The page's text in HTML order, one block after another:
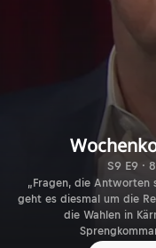
S9 E9 ·
„Fragen, die Antworten
geht es diesmal um die
die Wahlen in